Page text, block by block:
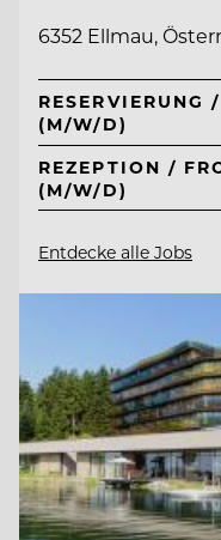
6352 Ellmau,
RESERVIERUNG
(M/W/D)
REZEPTION /
(M/W/D)
Entdecke alle Jobs